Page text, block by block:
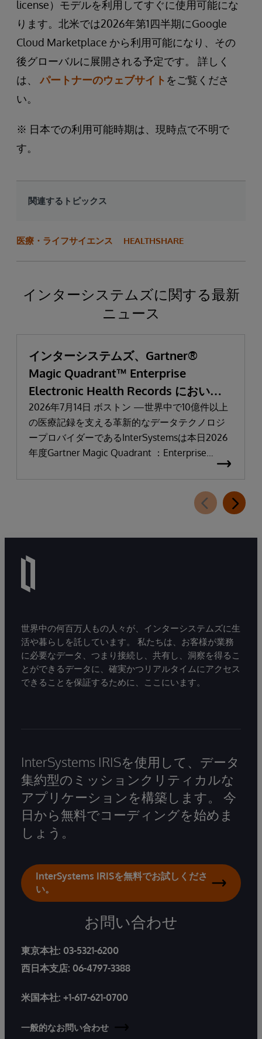
license）モデルを利用してすぐに使用可能にな
ります。北米では2026年第1四半期にGoogle
Cloud Marketplace から利用可能になり、その
後グローバルに展開される予定です。 詳しく
は、 パートナーのウェブサイト をご覧くださ
い。
※ 日本での利用可能時期は、現時点で不明で
す。
関連するトピックス
医療・ライフサイエンス HEALTHSHARE
インターシステムズに関する最新
ニュース
インターシステムズ、Gartner®
Magic Quadrant™ Enterprise
Electronic Health Records において
「リーダー」と評価される
2026年7月14日 ボストン —世界中で10億件以上
の医療記録を支える革新的なデータテクノロジ
ープロバイダーであるInterSystemsは本日2026
年度Gartner Magic Quadrant ：Enterprise
Electronic Health Records（医療機関向け電子カ
世界中の何百万人もの人々が、インターシステムズに生
活や暮らしを託しています。 私たちは、お客様が業務
に必要なデータ、つまり接続し、共有し、洞察を得るこ
とができるデータに、確実かつリアルタイムにアクセス
できることを保証するために、ここにいます。
InterSystems IRISを使用して、データ
集約型のミッションクリティカルな
アプリケーションを構築します。 今
日から無料でコーディングを始めま
しょう。
InterSystems IRISを無料でお試しくださ
い。
お問い合わせ
東京本社: 03-5321-6200
西日本支店: 06-4797-3388
米国本社: +1-617-621-0700
一般的なお問い合わせ